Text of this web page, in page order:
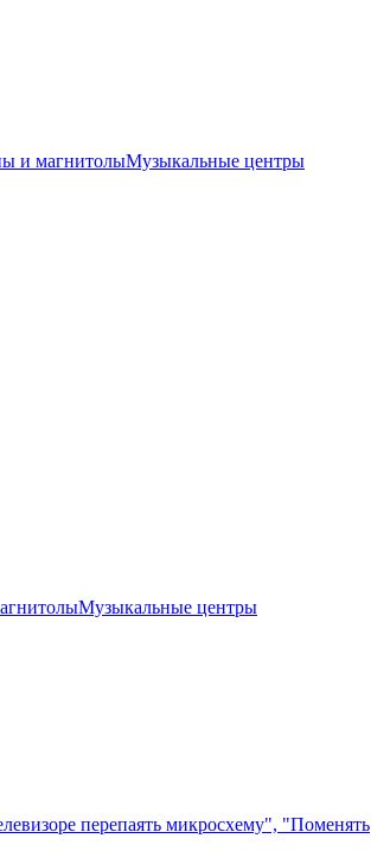
и магнитолыМузыкальные центры
Музыкальные центры
перепаять микросхему", "Поменять